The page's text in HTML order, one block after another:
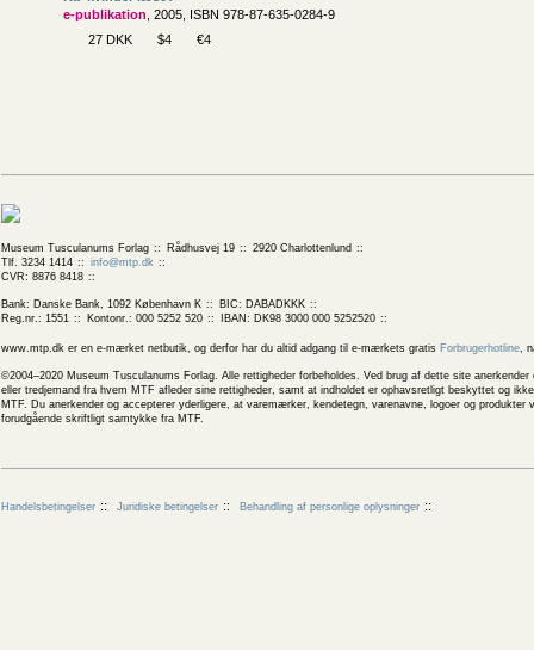
e-publikation , 2005, ISBN 978-87-635-0284-9
27 DKK
$4 €4
Museum Tusculanums Forlag Rådhusvej 19
2920 Charlottenlund
Tlf. 3234 1414
info@mtp.dk
CVR: 8876 8418
Bank: Danske Bank, 1092 København K
BIC: DABADKKK
Reg.nr.: 1551
Kontonr.: 000 5252 520 IBAN: DK98 3000 000 5252520
www.mtp.dk er en e-mærket netbutik, og derfor har du altid adgang til e-mærkets gratis Forbrugerhotline,
©2004–2020 Museum Tusculanums Forlag. Alle rettigheder forbeholdes. Ved brug af dette site
eller tredjemand fra hvem MTF afleder sine rettigheder, samt at indholdet er ophavsretligt beskyttet og
MTF. Du anerkender og accepterer yderligere, at varemærker, kendetegn, varenavne, logoer og
forudgående skriftligt samtykke fra MTF.
Handelsbetingelser Juridiske betingelser Behandling af personlige oplysninger